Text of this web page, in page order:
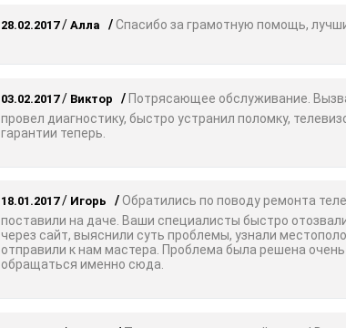
28.02.2017/ Алла /Спасибо за грамотную помощь,
03.02.2017/ Виктор / Потрясающее обслуживание.
провел диагностику, быстро устранил поломку,
гарантии теперь.
18.01.2017/ Игорь /Обратились по поводу ремонта
поставили на даче. Ваши специалисты быстро
через сайт, выяснили суть проблемы, узнали
отправили к нам мастера. Проблема была решена
обращаться именно сюда.